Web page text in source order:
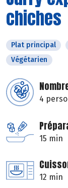
chiches
Plat principal
Végétarien
4
15 min
12 min